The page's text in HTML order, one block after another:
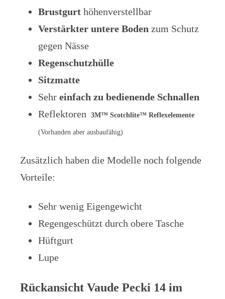
Brustgurt höhenverstellbar
Verstärkter untere Boden zum Schutz
gegen Nässe
Regenschutzhülle
Sitzmatte
Sehr einfach zu bedienende Schnallen
Reflektoren
3M™ Scotchlite™ Reflexelemente
(Vorhanden aber ausbaufähig)
Zusätzlich haben die Modelle noch folgende
Vorteile:
Sehr wenig Eigengewicht
Regengeschützt durch obere Tasche
Hüftgurt
Lupe
Rückansicht Vaude Pecki 14 im